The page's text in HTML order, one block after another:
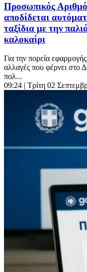
Προσωπικός
αποδίδεται
ταξίδια με την
καλοκαίρι
Για την πορεία
αλλαγές που φέρνει στο
πολ...
09:24 | Τρίτη 02